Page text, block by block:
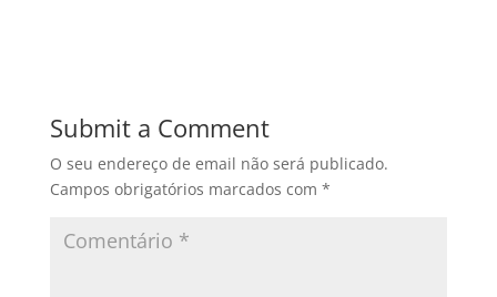
Submit a Comment
O seu endereço de email não será publicado.
Campos obrigatórios marcados com *